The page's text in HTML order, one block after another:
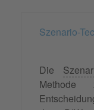
Szenario-
Die
Methode